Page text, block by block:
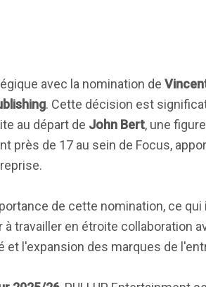
avec la nomination de
. Cette décision est
au départ de John Bert, une
près de 17 au sein de Focus,
de cette nomination, ce
travailler en étroite collaboration
l'expansion des marques de